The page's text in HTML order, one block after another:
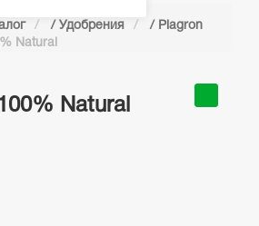
/ Удобрения / Plagron
Natural
Natural